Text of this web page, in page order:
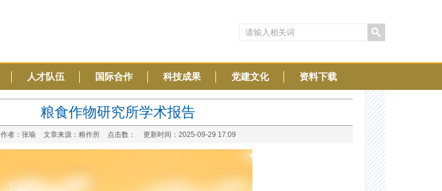
人才队伍 国际合作 科技成果 党建文化 资料下载
粮食作物研究所学术报告
作者：张瑜 文章来源：粮作所 点击数： 更新时间：2025-09-29 17:09